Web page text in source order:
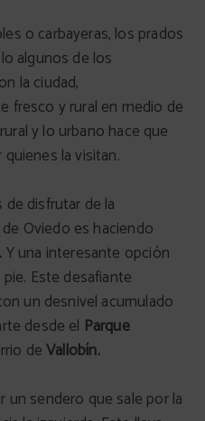
o carbayeras, los prados
algunos de los
la ciudad,
fresco y rural en medio de
y lo urbano hace que
la visitan.
de disfrutar de la
Oviedo es haciendo
Y una interesante opción
pie. Este desafiante
un desnivel acumulado
desde el Parque
deVallobín.
un sendero que sale por la